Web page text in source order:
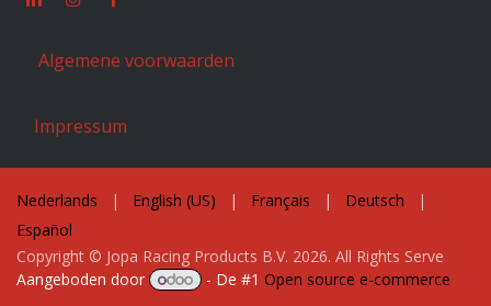
Algemene voorwaarden
Impressum
Copyright © Jopa Racing Products B.V. 2026. All Rights Serve
Nederlands | English (US) | Français | Deutsch
|
Español
Aangeboden door - De #1Open source e-commerce